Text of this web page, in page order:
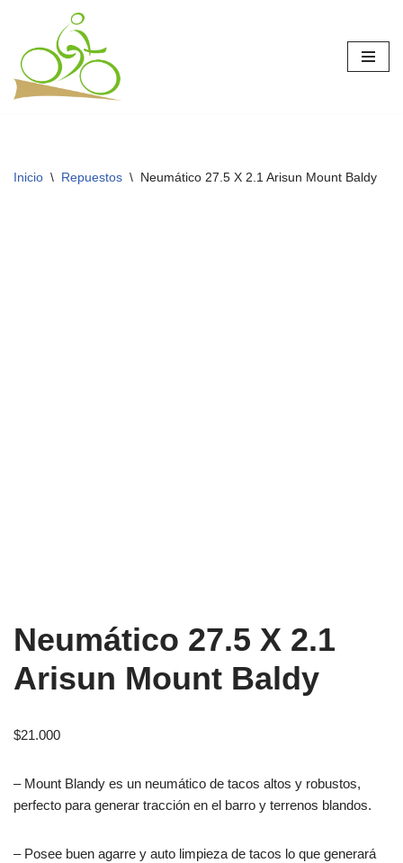
Saltar
al
contenido
Inicio \ Repuestos \ Neumático 27.5 X 2.1 Arisun Mount Baldy
Neumático 27.5 X 2.1
Arisun Mount Baldy
$21.000
– Mount Blandy es un neumático de tacos altos y robustos,
perfecto para generar tracción en el barro y terrenos blandos.
– Posee buen agarre y auto limpieza de tacos lo que generará